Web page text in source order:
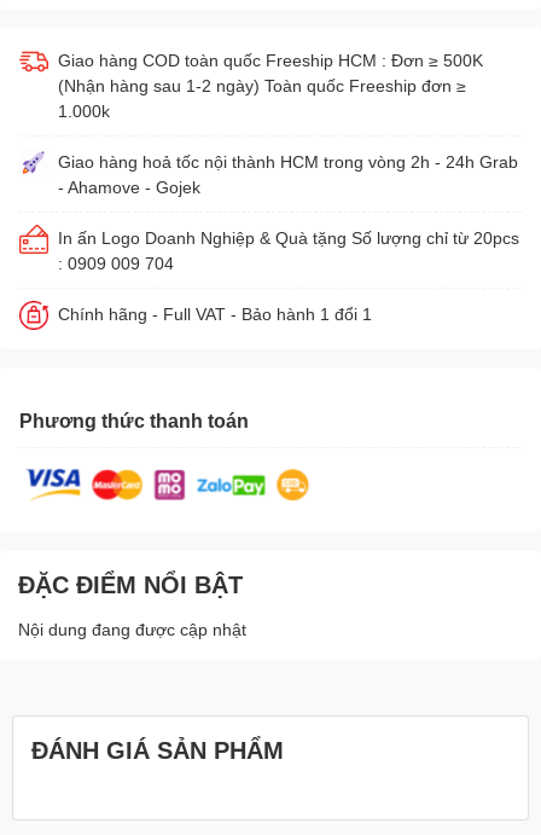
Giao hàng COD toàn quốc Freeship HCM : Đơn ≥ 500K
(Nhận hàng sau 1-2 ngày) Toàn quốc Freeship đơn ≥
1.000k
Giao hàng hoả tốc nội thành HCM trong vòng 2h - 24h Grab
- Ahamove - Gojek
In ấn Logo Doanh Nghiệp & Quà tặng Số lượng chỉ từ 20pcs
: 0909 009 704
Chính hãng - Full VAT - Bảo hành 1 đổi 1
Phương thức thanh toán
ĐẶC ĐIỂM NỔI BẬT
Nội dung đang được cập nhật
ĐÁNH GIÁ SẢN PHẨM